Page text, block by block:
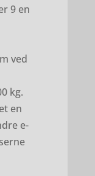
9 en
ved
kg.
en
e-